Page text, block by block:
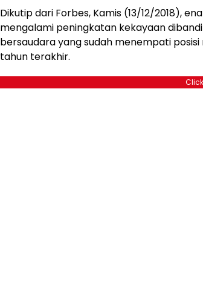
Dikutip dari Forbes, Kamis (13/12/2018),
mengalami peningkatan kekayaan
bersaudara yang sudah menempati posisi
tahun terakhir.